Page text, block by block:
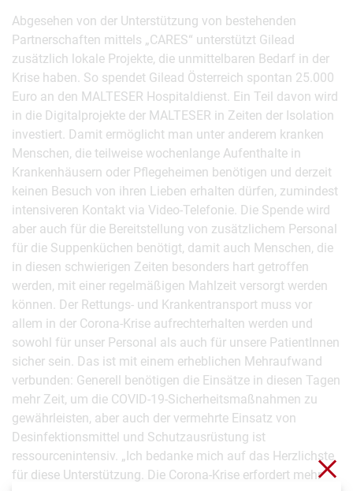
Abgesehen von der Unterstützung von bestehenden
Partnerschaften mittels „CARES“ unterstützt Gilead
zusätzlich lokale Projekte, die unmittelbaren Bedarf in der
Krise haben. So spendet Gilead Österreich spontan 25.000
Euro an den MALTESER Hospitaldienst. Ein Teil davon wird
in die Digitalprojekte der MALTESER in Zeiten der Isolation
investiert. Damit ermöglicht man unter anderem kranken
Menschen, die teilweise wochenlange Aufenthalte in
Krankenhäusern oder Pflegeheimen benötigen und derzeit
keinen Besuch von ihren Lieben erhalten dürfen, zumindest
intensiveren Kontakt via Video-Telefonie. Die Spende wird
aber auch für die Bereitstellung von zusätzlichem Personal
für die Suppenküchen benötigt, damit auch Menschen, die
in diesen schwierigen Zeiten besonders hart getroffen
werden, mit einer regelmäßigen Mahlzeit versorgt werden
können. Der Rettungs- und Krankentransport muss vor
allem in der Corona-Krise aufrechterhalten werden und
sowohl für unser Personal als auch für unsere PatientInnen
sicher sein. Das ist mit einem erheblichen Mehraufwand
verbunden: Generell benötigen die Einsätze in diesen Tagen
mehr Zeit, um die COVID-19-Sicherheitsmaßnahmen zu
gewährleisten, aber auch der vermehrte Einsatz von
Desinfektionsmittel und Schutzausrüstung ist
ressourcenintensiv. „Ich bedanke mich auf das Herzlichste
für diese Unterstützung. Die Corona-Krise erfordert mehr